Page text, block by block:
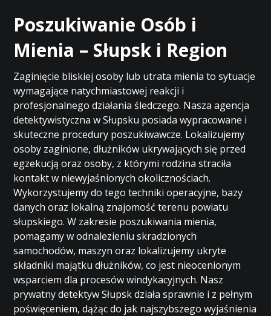
Poszukiwanie Osób i
Mienia – Słupsk i Region
Zaginięcie bliskiej osoby lub utrata mienia to sytuacje
wymagające natychmiastowej reakcji i
profesjonalnego działania śledczego. Nasza agencja
detektywistyczna w Słupsku posiada wypracowane i
skuteczne procedury poszukiwawcze. Lokalizujemy
osoby zaginione, dłużników ukrywających się przed
egzekucją oraz osoby, z którymi rodzina straciła
kontakt w niewyjaśnionych okolicznościach.
Wykorzystujemy do tego techniki operacyjne, bazy
danych oraz lokalną znajomość terenu powiatu
słupskiego. W zakresie poszukiwania mienia,
pomagamy w odnalezieniu skradzionych
samochodów, maszyn oraz lokalizujemy ukryte
składniki majątku dłużników, co jest nieocenionym
wsparciem dla procesów windykacyjnych. Nasz
prywatny detektyw Słupsk działa sprawnie i z pełnym
poświęceniem, dążąc do jak najszybszego wyjaśnienia